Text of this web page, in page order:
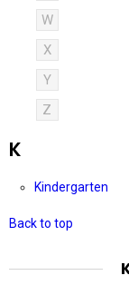
W
X
Y
Z
K
Kindergarten
Back to top